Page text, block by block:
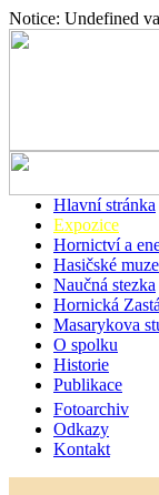
Notice: Undefined
Hlavní stránka
Expozice
Hornictví a
Hasičské
Naučná stezka
Hornická
Masarykova
O spolku
Historie
Publikace
Fotoarchiv
Odkazy
Kontakt